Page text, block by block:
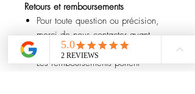
Retours et remboursements
Pour toute question ou précision,
merci de nous contacter avant
l’achat.
Les remboursements portent